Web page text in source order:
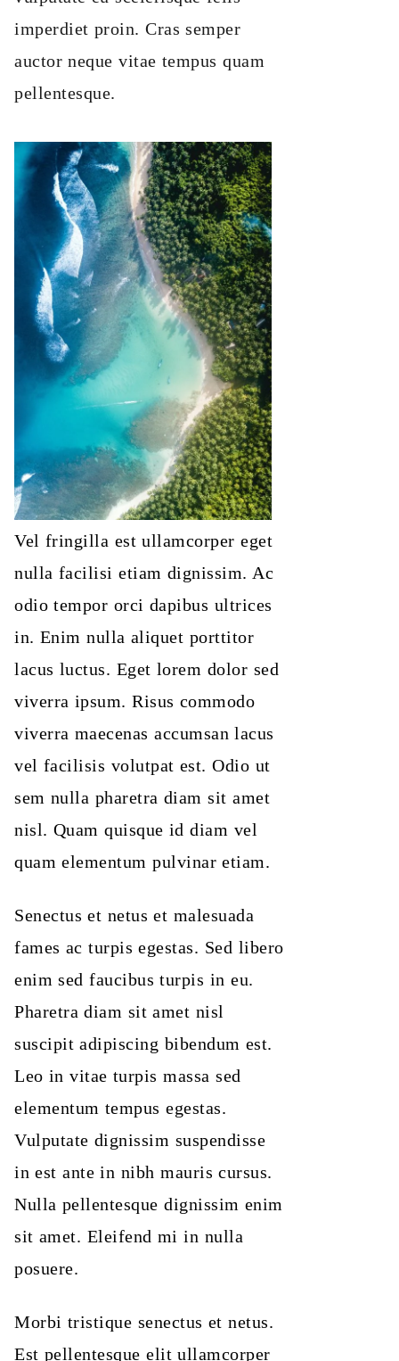
imperdiet proin. Cras semper
auctor neque vitae tempus quam
pellentesque.
Vel fringilla est ullamcorper eget
nulla facilisi etiam dignissim. Ac
odio tempor orci dapibus ultrices
in. Enim nulla aliquet porttitor
lacus luctus. Eget lorem dolor sed
viverra ipsum. Risus commodo
viverra maecenas accumsan lacus
vel facilisis volutpat est. Odio ut
sem nulla pharetra diam sit amet
nisl. Quam quisque id diam vel
quam elementum pulvinar etiam.
Senectus et netus et malesuada
fames ac turpis egestas. Sed libero
enim sed faucibus turpis in eu.
Pharetra diam sit amet nisl
suscipit adipiscing bibendum est.
Leo in vitae turpis massa sed
elementum tempus egestas.
Vulputate dignissim suspendisse
in est ante in nibh mauris cursus.
Nulla pellentesque dignissim enim
sit amet. Eleifend mi in nulla
posuere.
Morbi tristique senectus et netus.
Est pellentesque elit ullamcorper